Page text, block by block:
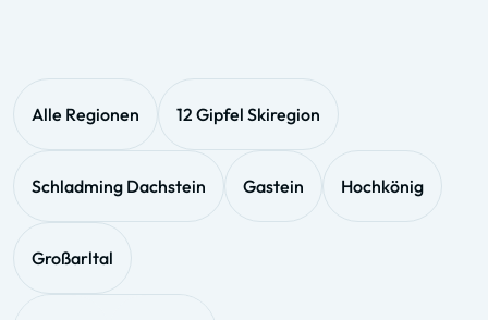
Alle Regionen 12 Gipfel Skiregion
Schladming Dachstein Gastein Hochkönig
Großarltal